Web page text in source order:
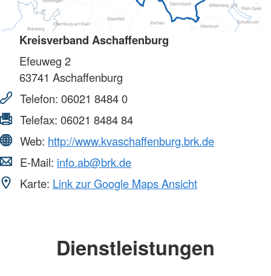
Kreisverband Aschaffenburg
Efeuweg 2
63741 Aschaffenburg
Telefon: 06021 8484 0
Telefax: 06021 8484 84
Web: http://www.kvaschaffenburg.brk.de
E-Mail: info.ab@brk.de
Karte: Link zur Google Maps Ansicht
Dienstleistungen